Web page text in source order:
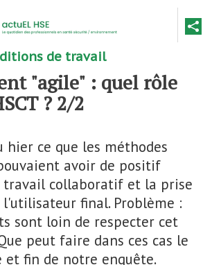
de travail
"agile" : quel rôle
? 2/2
hier ce que les méthodes
avoir de positif
travail collaboratif et la prise
final. Problème :
sont loin de respecter cet
peut faire dans ces cas le
et fin de notre enquête.